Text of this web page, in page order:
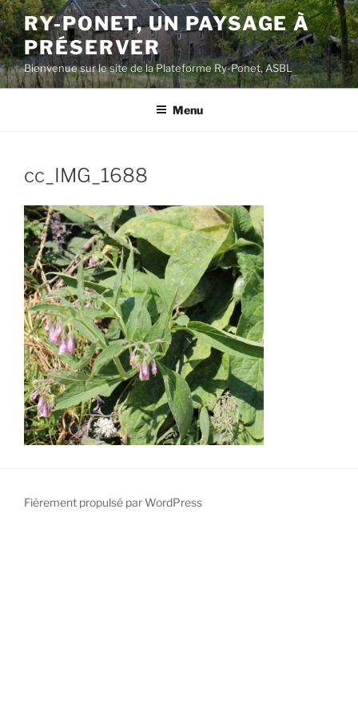
Aller
au
contenu
principal
RY-PONET, UN PAYSAGE À
PRÉSERVER
Bienvenue sur le site de la Plateforme Ry-Ponet, ASBL
Menu
cc_IMG_1688
Fièrement propulsé par WordPress